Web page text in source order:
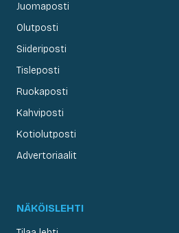
Juomaposti
Olutposti
Siideriposti
Tisleposti
Ruokaposti
Kahviposti
Kotiolutposti
Advertoriaalit
NÄKÖISLEHTI